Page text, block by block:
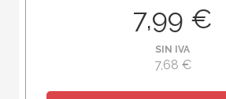
7,99 €
SIN IVA
7,68 €